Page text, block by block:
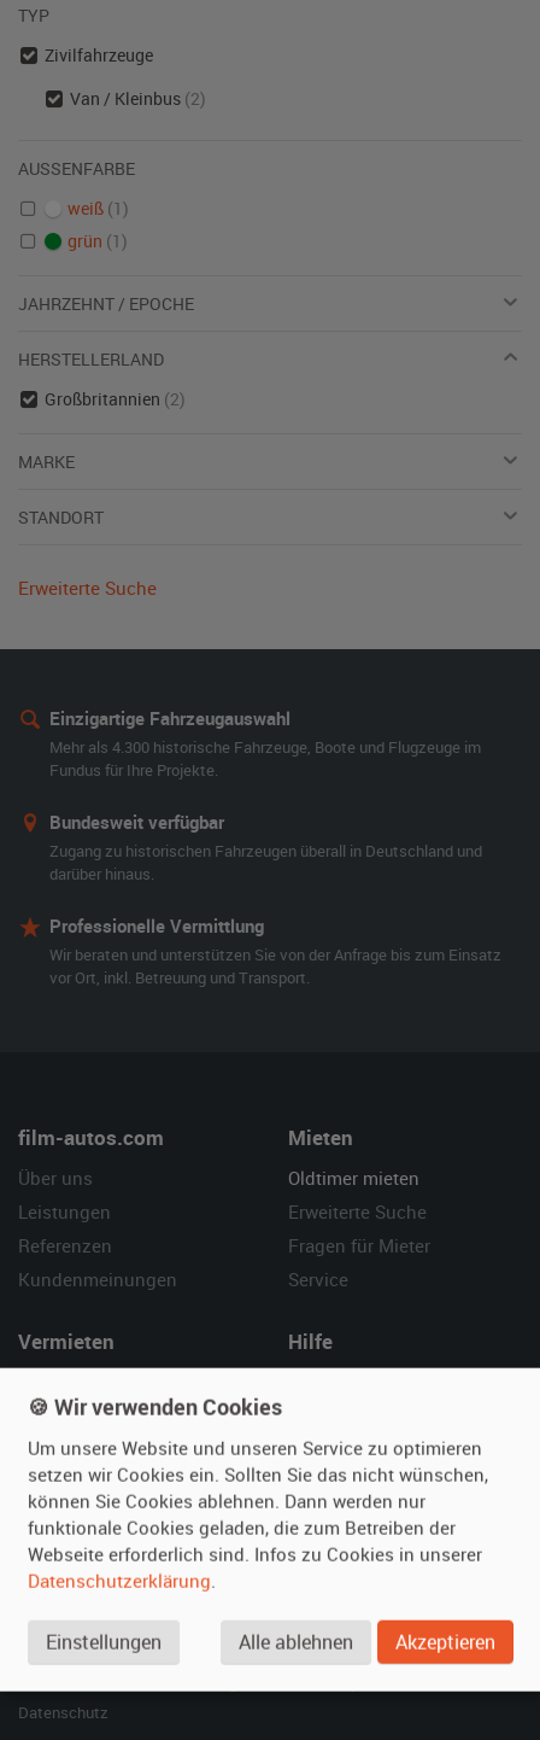
TYP
Zivilfahrzeuge
Van / Kleinbus (2)
AUSSENFARBE
weiß (1)
grün (1)
JAHRZEHNT / EPOCHE
HERSTELLERLAND
Großbritannien (2)
MARKE
STANDORT
Erweiterte Suche
Einzigartige Fahrzeugauswahl
Mehr als 4.300 historische Fahrzeuge, Boote und Flugzeuge im
Fundus für Ihre Projekte.
Bundesweit verfügbar
Zugang zu historischen Fahrzeugen überall in Deutschland und
darüber hinaus.
Professionelle Vermittlung
Wir beraten und unterstützen Sie von der Anfrage bis zum Einsatz
vor Ort, inkl. Betreuung und Transport.
film-autos.com
Über uns
Leistungen
Referenzen
Kundenmeinungen
Mieten
Oldtimer mieten
Erweiterte Suche
Fragen für Mieter
Service
Vermieten
Fotos senden
Fragen für Vermieter
Inserat verwalten
Hilfe
Kontakt
SPECIAL
Berühmte Filmautos –
Datenschutz
🍪 Wir verwenden Cookies
Um unsere Website und unseren Service zu optimieren
setzen wir Cookies ein. Sollten Sie das nicht wünschen,
können Sie Cookies ablehnen. Dann werden nur
funktionale Cookies geladen, die zum Betreiben der
Webseite erforderlich sind. Infos zu Cookies in unserer
Datenschutzerklärung.
Einstellungen Alle ablehnen Akzeptieren